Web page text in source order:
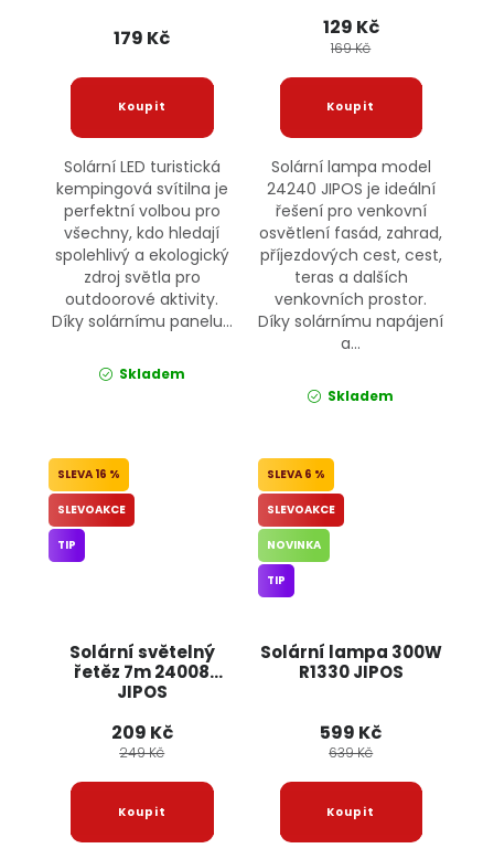
179 Kč
Solární LED turistická
kempingová svítilna je
perfektní volbou pro
všechny, kdo hledají
spolehlivý a ekologický
zdroj světla pro
outdoorové aktivity.
Díky solárnímu panelu...
Skladem
129 Kč
169 Kč
Solární lampa model
24240 JIPOS je ideální
řešení pro venkovní
osvětlení fasád, zahrad,
příjezdových cest, cest,
teras a dalších
venkovních prostor.
Díky solárnímu napájení
a...
Skladem
Solární světelný
řetěz 7m 24008
JIPOS
16 %
SLEVOAKCE
TIP
209 Kč
249 Kč
Solární lampa 300W
R1330 JIPOS
6 %
SLEVOAKCE
NOVINKA
TIP
599 Kč
639 Kč